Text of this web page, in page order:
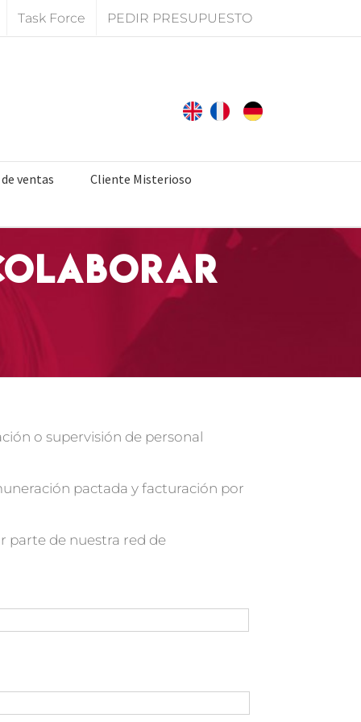
Task Force PEDIR PRESUPUESTO
ventas Cliente Misterioso
o supervisión de personal
pactada y facturación por
parte de nuestra red de